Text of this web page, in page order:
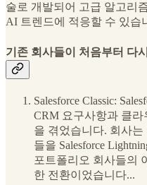
술로 개발되어 고급 알고리
AI 트렌드에 적응할 수 있습
기존 회사들이 처음부터 다
Salesforce Classic:
CRM 요구사항과 클
을 겪었습니다. 회사
들을 Salesforce
포트폴리오 회사들의
한 전환이었습니다...